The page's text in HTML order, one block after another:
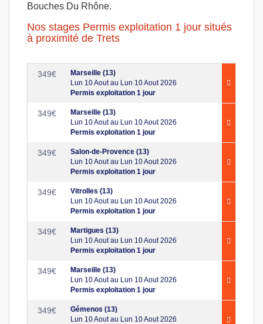
Bouches Du Rhône.
Nos stages Permis exploitation 1 jour situés
à proximité de Trets
349€
Marseille (13)
Lun 10 Aout au Lun 10 Aout 2026
Permis exploitation 1 jour
349€
Marseille (13)
Lun 10 Aout au Lun 10 Aout 2026
Permis exploitation 1 jour
349€
Salon-de-Provence (13)
Lun 10 Aout au Lun 10 Aout 2026
Permis exploitation 1 jour
349€
Vitrolles (13)
Lun 10 Aout au Lun 10 Aout 2026
Permis exploitation 1 jour
349€
Martigues (13)
Lun 10 Aout au Lun 10 Aout 2026
Permis exploitation 1 jour
349€
Marseille (13)
Lun 10 Aout au Lun 10 Aout 2026
Permis exploitation 1 jour
349€
Gémenos (13)
Lun 10 Aout au Lun 10 Aout 2026